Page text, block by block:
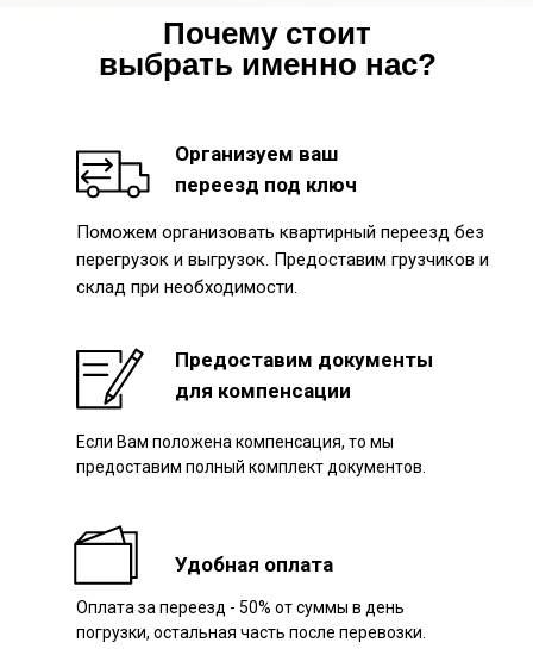
Почему стоит
выбрать именно нас?
Организуем ваш
переезд под ключ
Предоставим документы
для компенсации
Удобная оплата
Поможем организовать квартирный переезд без
перегрузок и выгрузок. Предоставим грузчиков и
склад при необходимости.
Если Вам положена компенсация, то мы
предоставим полный комплект документов.
Оплата за переезд - 50% от суммы в день
погрузки, остальная часть после перевозки.